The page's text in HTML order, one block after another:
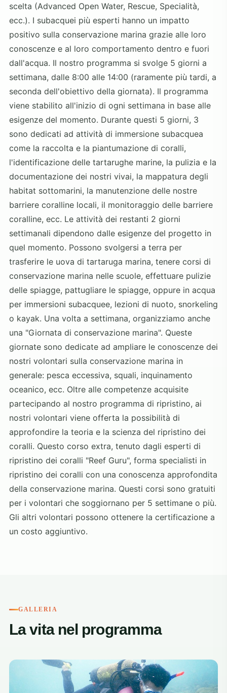
scelta (Advanced Open Water, Rescue, Specialità,
ecc.). I subacquei più esperti hanno un impatto
positivo sulla conservazione marina grazie alle loro
conoscenze e al loro comportamento dentro e fuori
dall'acqua. Il nostro programma si svolge 5 giorni a
settimana, dalle 8:00 alle 14:00 (raramente più tardi, a
seconda dell'obiettivo della giornata). Il programma
viene stabilito all'inizio di ogni settimana in base alle
esigenze del momento. Durante questi 5 giorni, 3
sono dedicati ad attività di immersione subacquea
come la raccolta e la piantumazione di coralli,
l'identificazione delle tartarughe marine, la pulizia e la
documentazione dei nostri vivai, la mappatura degli
habitat sottomarini, la manutenzione delle nostre
barriere coralline locali, il monitoraggio delle barriere
coralline, ecc. Le attività dei restanti 2 giorni
settimanali dipendono dalle esigenze del progetto in
quel momento. Possono svolgersi a terra per
trasferire le uova di tartaruga marina, tenere corsi di
conservazione marina nelle scuole, effettuare pulizie
delle spiagge, pattugliare le spiagge, oppure in acqua
per immersioni subacquee, lezioni di nuoto, snorkeling
o kayak. Una volta a settimana, organizziamo anche
una "Giornata di conservazione marina". Queste
giornate sono dedicate ad ampliare le conoscenze dei
nostri volontari sulla conservazione marina in
generale: pesca eccessiva, squali, inquinamento
oceanico, ecc. Oltre alle competenze acquisite
partecipando al nostro programma di ripristino, ai
nostri volontari viene offerta la possibilità di
approfondire la teoria e la scienza del ripristino dei
coralli. Questo corso extra, tenuto dagli esperti di
ripristino dei coralli "Reef Guru", forma specialisti in
ripristino dei coralli con una conoscenza approfondita
della conservazione marina. Questi corsi sono gratuiti
per i volontari che soggiornano per 5 settimane o più.
Gli altri volontari possono ottenere la certificazione a
un costo aggiuntivo.
GALLERIA
La vita nel programma